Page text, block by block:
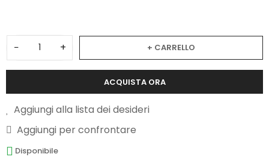
− + + CARRELLO
ACQUISTA ORA
Aggiungi alla lista dei desideri
Aggiungi per confrontare
Disponibile